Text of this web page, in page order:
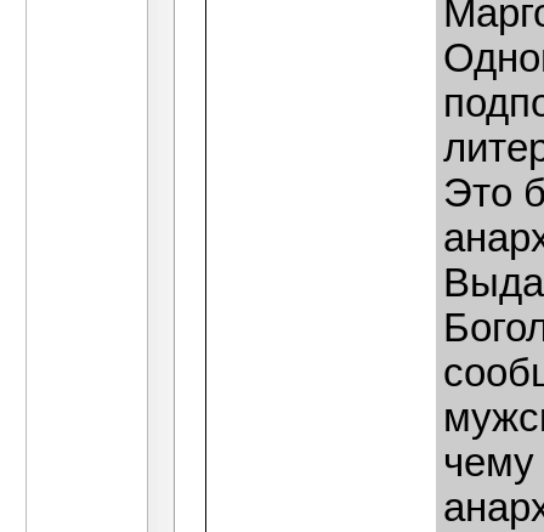
Это
чему